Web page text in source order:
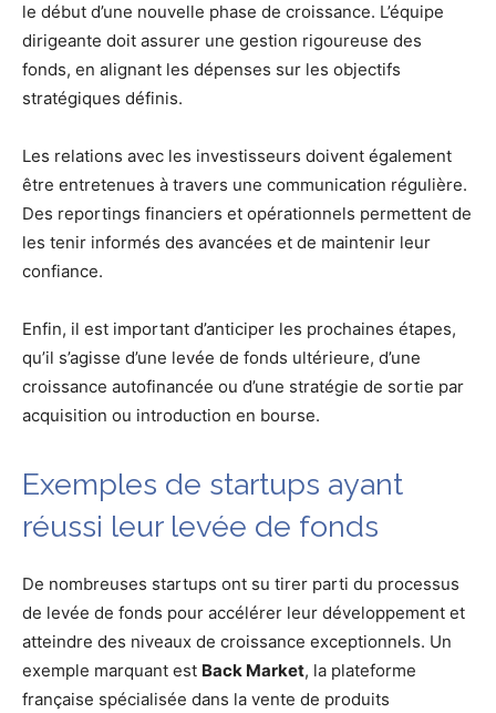
le début d’une nouvelle phase de croissance. L’équipe
dirigeante doit assurer une gestion rigoureuse des
fonds, en alignant les dépenses sur les objectifs
stratégiques définis.
Les relations avec les investisseurs doivent également
être entretenues à travers une communication régulière.
Des reportings financiers et opérationnels permettent de
les tenir informés des avancées et de maintenir leur
confiance.
Enfin, il est important d’anticiper les prochaines étapes,
qu’il s’agisse d’une levée de fonds ultérieure, d’une
croissance autofinancée ou d’une stratégie de sortie par
acquisition ou introduction en bourse.
Exemples de startups ayant
réussi leur levée de fonds
De nombreuses startups ont su tirer parti du processus
de levée de fonds pour accélérer leur développement et
atteindre des niveaux de croissance exceptionnels. Un
exemple marquant est Back Market, la plateforme
française spécialisée dans la vente de produits